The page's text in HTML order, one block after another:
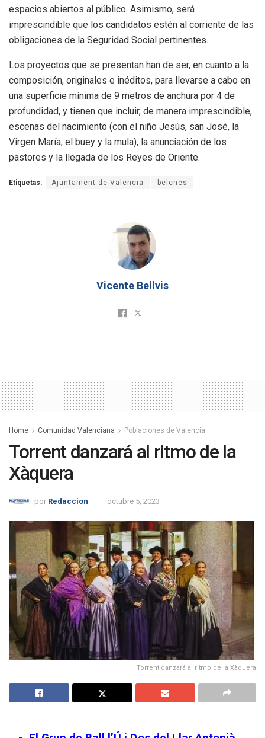
espacios abiertos al público. Asimismo, será
imprescindible que los candidatos estén al corriente de las
obligaciones de la Seguridad Social pertinentes.
Los proyectos que se presentan han de ser, en cuanto a la
composición, originales e inéditos, para llevarse a cabo en
una superficie mínima de 9 metros de anchura por 4 de
profundidad, y tienen que incluir, de manera imprescindible,
escenas del nacimiento (con el niño Jesús, san José, la
Virgen María, el buey y la mula), la anunciación de los
pastores y la llegada de los Reyes de Oriente.
Etiquetas: Ajuntament de Valencia belenes
Vicente Bellvis
Home Comunidad Valenciana Poblaciones de Valencia
Torrent danzará al ritmo de la
Xàquera
por Redaccion octubre 5, 2023
Torrent danzará al ritmo de la Xàquera